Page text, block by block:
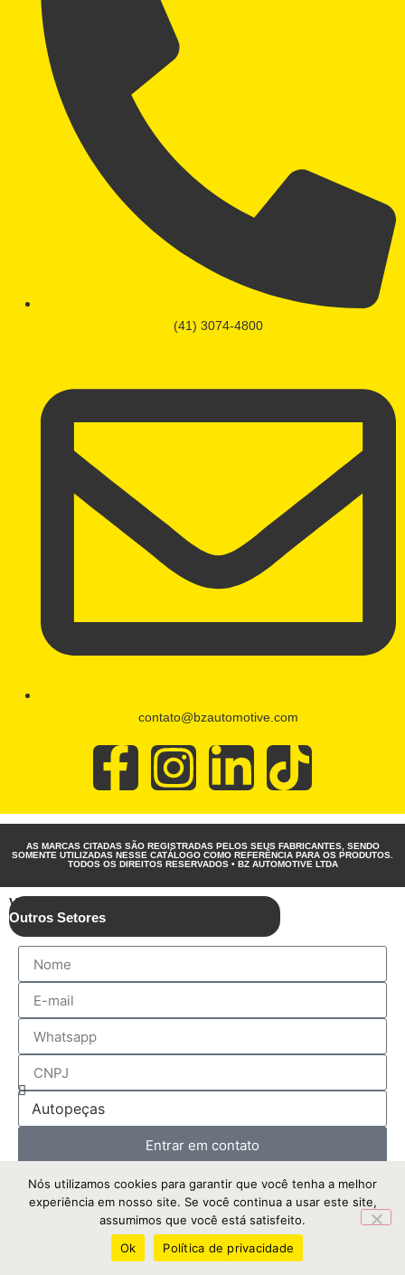
(41) 3074-4800
contato@bzautomotive.com
AS MARCAS CITADAS SÃO REGISTRADAS PELOS SEUS FABRICANTES, SENDO
SOMENTE UTILIZADAS NESSE CATÁLOGO COMO REFERÊNCIA PARA OS PRODUTOS.
TODOS OS DIREITOS RESERVADOS • BZ AUTOMOTIVE LTDA
Vendas
Outros Setores
Entrar em contato
Nós utilizamos cookies para garantir que você tenha a melhor
experiência em nosso site. Se você continua a usar este site,
assumimos que você está satisfeito.
Ok
Política de privacidade